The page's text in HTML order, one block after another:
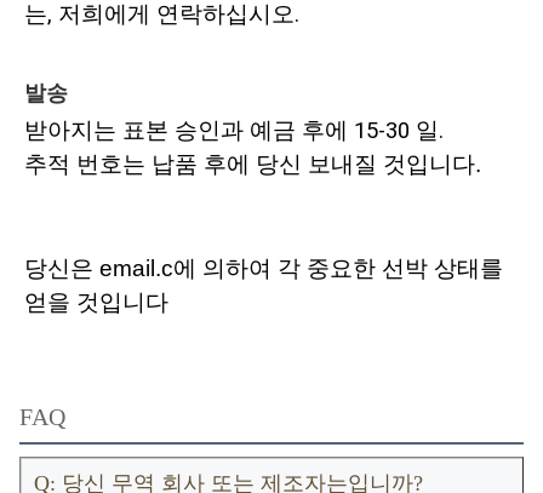
는, 저희에게 연락하십시오.
발송
받아지는 표본 승인과 예금 후에 15-30 일.
추적 번호는 납품 후에 당신 보내질 것입니다.
당신은 email.c에 의하여 각 중요한 선박 상태를
얻을 것입니다
FAQ
Q: 당신 무역 회사 또는 제조자는입니까?